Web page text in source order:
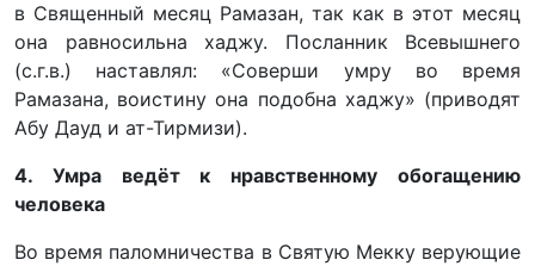
в Священный месяц Рамазан, так как в этот месяц
она равносильна хаджу. Посланник Всевышнего
(с.г.в.) наставлял: «Соверши умру во время
Рамазана, воистину она подобна хаджу» (приводят
Абу Дауд и ат-Тирмизи).
4. Умра ведёт к нравственному обогащению
человека
Во время паломничества в Святую Мекку верующие